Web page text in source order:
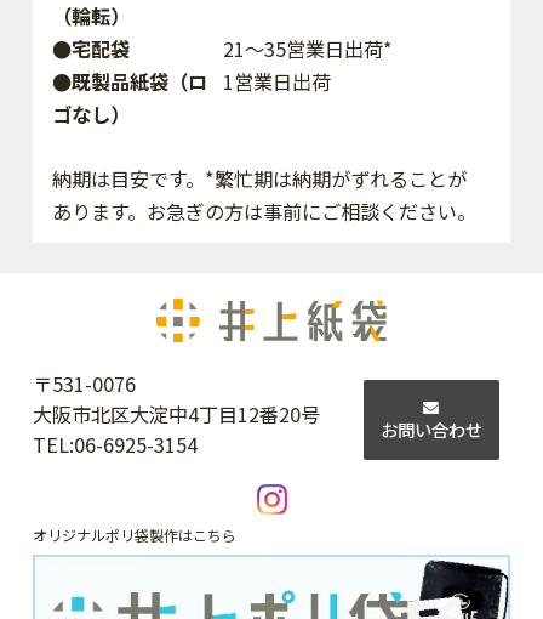
（輪転）
●宅配袋
21～35営業日出荷*
●既製品紙袋（ロ
ゴなし）
1営業日出荷
納期は目安です。*繁忙期は納期がずれることが
あります。お急ぎの方は事前にご相談ください。
〒531-0076
大阪市北区大淀中4丁目12番20号
TEL:06-6925-3154
お問い合わせ
オリジナルポリ袋製作はこちら